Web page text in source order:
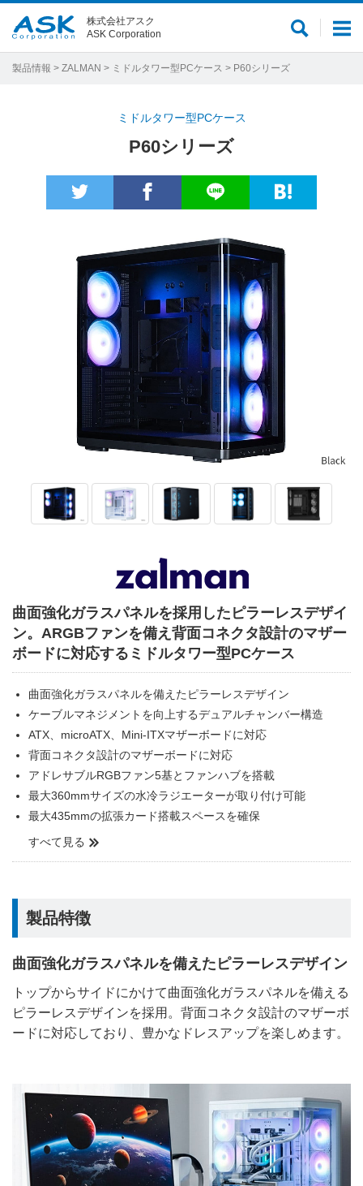
メ
サ
株式会社アスク
ASK Corporation
製品情報 > ZALMAN > ミドルタワー型PCケース > P60シリーズ
ミドルタワー型PCケース
P60シリーズ
曲面強化ガラスパネルを採用したピラーレスデザイ
ン。ARGBファンを備え背面コネクタ設計のマザー
ボードに対応するミドルタワー型PCケース
曲面強化ガラスパネルを備えたピラーレスデザイン
ケーブルマネジメントを向上するデュアルチャンバー構造
ATX、microATX、Mini-ITXマザーボードに対応
背面コネクタ設計のマザーボードに対応
アドレサブルRGBファン5基とファンハブを搭載
最大360mmサイズの水冷ラジエーターが取り付け可能
最大435mmの拡張カード搭載スペースを確保
すべて見る
製品特徴
曲面強化ガラスパネルを備えたピラーレスデザイン
トップからサイドにかけて曲面強化ガラスパネルを備える
ピラーレスデザインを採用。背面コネクタ設計のマザーボ
ードに対応しており、豊かなドレスアップを楽しめます。